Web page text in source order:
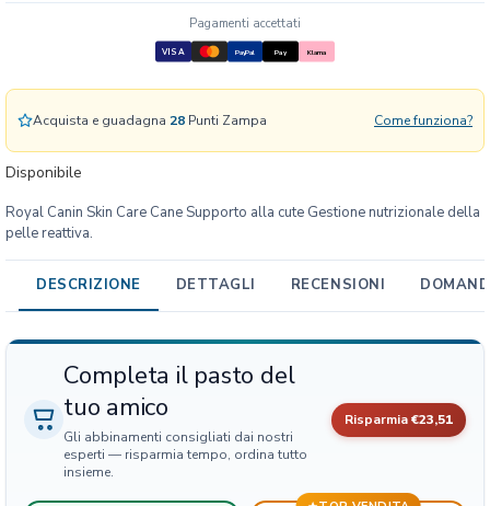
Disponibile
Royal Canin Skin Care Cane Supporto alla cute Gestione nutrizionale della
pelle reattiva.
C
a
r
C
n
u
a
n
t
i
t
Acquista e guadagna 28 Punti Zampa Come funziona?
Pagamenti accettati
VISA PayPal Pay Klarna
DESCRIZIONE DETTAGLI RECENSIONI
Completa il pasto del
tuo amico
Gli abbinamenti consigliati dai nostri
esperti — risparmia tempo, ordina tutto
insieme.
Risparmia€23,51